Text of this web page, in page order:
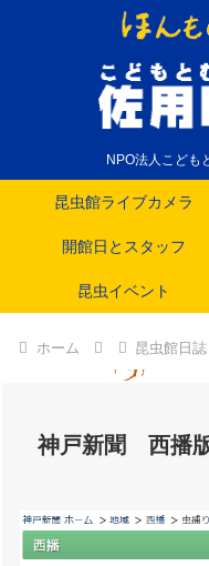
NPO法人こども
昆虫館ライブカメラ
開館日とスタッフ
昆虫イベント
ホーム 昆虫館日誌
神戸新聞 西播